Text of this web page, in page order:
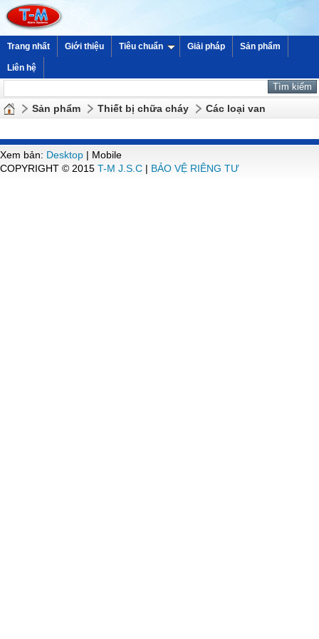
Trang nhất Giới thiệu Tiêu chuẩn Giải pháp Sản phẩm
Liên hệ
Sản phẩm Thiết bị chữa cháy Các loại van
Xem bản: Desktop | Mobile
COPYRIGHT © 2015 T-M J.S.C | BẢO VỆ RIÊNG TƯ